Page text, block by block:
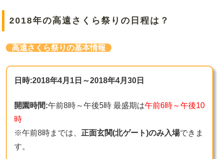
2018年の高遠さくら祭りの日程は？
高遠さくら祭りの基本情報
日時:2018年4月1日～2018年4月30日
開園時間:午前8時～午後5時 最盛期は午前6時～午後10
時
※午前8時までは、 正面玄関(北ゲート)のみ入場できま
す。